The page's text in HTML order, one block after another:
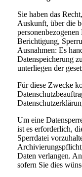
Sie haben das
Auskunft, über die
Berichtigung,
Ausnahmen: Es
Datenspeicherung
unterliegen der
Für diese Zwecke
Um eine
ist es erforderlich,
Sperrdatei
Daten verlangen.
sofern Sie dies